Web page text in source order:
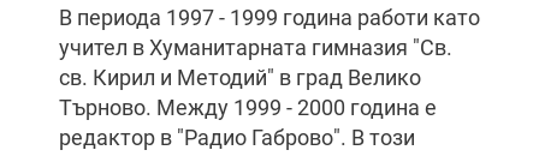
В периода 1997 - 1999 година работи като
учител в Хуманитарната гимназия "Св.
св. Кирил и Методий" в град Велико
Търново. Между 1999 - 2000 година е
редактор в "Радио Габрово". В този